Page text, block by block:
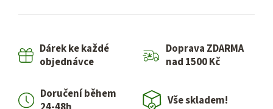
Dárek ke každé
objednávce
Doprava ZDARMA
nad 1500 Kč
Doručení během
Vše skladem!